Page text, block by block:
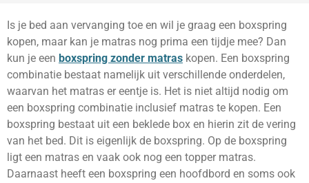
Is je bed aan vervanging toe en wil je graag een boxspring
kopen, maar kan je matras nog prima een tijdje mee? Dan
kun je een boxspring zonder matras kopen. Een boxspring
combinatie bestaat namelijk uit verschillende onderdelen,
waarvan het matras er eentje is. Het is niet altijd nodig om
een boxspring combinatie inclusief matras te kopen. Een
boxspring bestaat uit een beklede box en hierin zit de vering
van het bed. Dit is eigenlijk de boxspring. Op de boxspring
ligt een matras en vaak ook nog een topper matras.
Daarnaast heeft een boxspring een hoofdbord en soms ook